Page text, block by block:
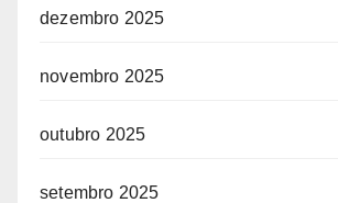
dezembro 2025
novembro 2025
outubro 2025
setembro 2025